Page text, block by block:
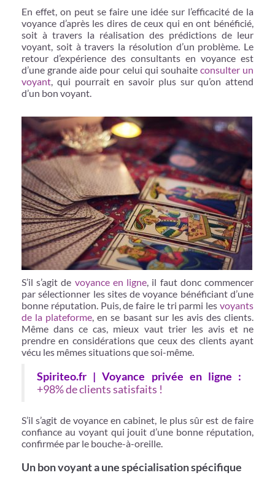
En effet, on peut se faire une idée sur l’efficacité de la
voyance d’après les dires de ceux qui en ont bénéficié,
soit à travers la réalisation des prédictions de leur
voyant, soit à travers la résolution d’un problème. Le
retour d’expérience des consultants en voyance est
d’une grande aide pour celui qui souhaite consulter un
voyant, qui pourrait en savoir plus sur qu’on attend
d’un bon voyant.
S’il s’agit de voyance en ligne, il faut donc commencer
par sélectionner les sites de voyance bénéficiant d’une
bonne réputation. Puis, de faire le tri parmi les voyants
de la plateforme, en se basant sur les avis des clients.
Même dans ce cas, mieux vaut trier les avis et ne
prendre en considérations que ceux des clients ayant
vécu les mêmes situations que soi-même.
Spiriteo.fr | Voyance privée en ligne :
+98% de clients satisfaits !
S’il s’agit de voyance en cabinet, le plus sûr est de faire
confiance au voyant qui jouit d’une bonne réputation,
confirmée par le bouche-à-oreille.
Un bon voyant a une spécialisation spécifique